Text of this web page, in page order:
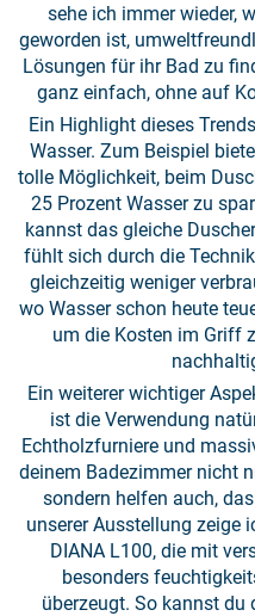
sehe ich immer wieder,
geworden ist,
Lösungen für ihr Bad zu
ganz einfach, ohne auf
Ein Highlight dieses
Wasser. Zum Beispiel
tolle Möglichkeit, beim
25 Prozent Wasser zu
kannst das gleiche
fühlt sich durch die
gleichzeitig weniger
wo Wasser schon heute
um die Kosten im Griff
Ein weiterer wichtiger
ist die Verwendung
Echtholzfurniere und
deinem Badezimmer nicht
sondern helfen auch,
unserer Ausstellung zeige
DIANA L100, die mit
besonders
überzeugt. So kannst du